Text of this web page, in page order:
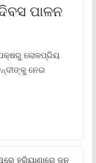
ପାଳନ
ଲୋକପ୍ରିୟ
ନେଇ
ହରିୟାଣାରେ ଜନ